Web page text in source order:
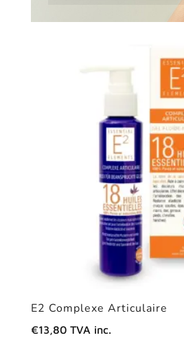
E2 Complexe Articulaire
€13,80 TVA inc.